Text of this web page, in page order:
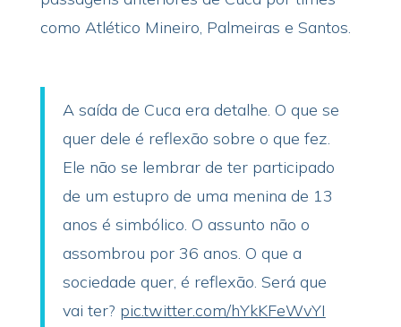
como Atlético Mineiro, Palmeiras e Santos.
A saída de Cuca era detalhe. O que se
quer dele é reflexão sobre o que fez.
Ele não se lembrar de ter participado
de um estupro de uma menina de 13
anos é simbólico. O assunto não o
assombrou por 36 anos. O que a
sociedade quer, é reflexão. Será que
vai ter? pic.twitter.com/hYkKFeWvYI